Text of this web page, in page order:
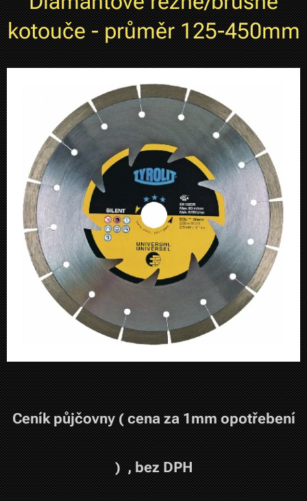
kotouče - průměr 125-450mm
Ceník půjčovny ( cena za 1mm opotřebení
) , bez DPH